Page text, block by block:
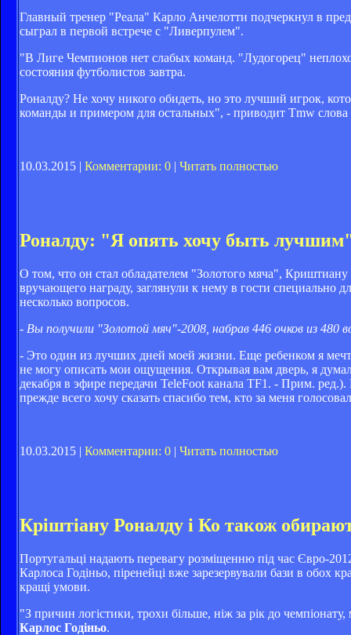
Главный тренер "Реала" Карло Анчелотти подчеркнул в
сыграл в первой встрече с "Ливерпулем".
"В Лиге Чемпионов нет слабых команд. "Лудогорец"
состояния футболистов завтра.
Роналду? Не хочу никого обидеть, но это лучший игрок,
команды и примером для остальных", - приводит Tmw
10.03.2015 | Комментарии: 0 | Читать полностью
Роналду: "Я опять хочу быть
О том, что он стал обладателем "Золотого мяча",
вручающего награду, заглянули к нему в гости
несколько вопросов.
- Вы получили "Золотой мяч"-2008, набрав 446 очков из
- Это один из лучших дней моей жизни. Еще ребенком я
не могу описать мои ощущения. Открывая вам дверь, я
декабря в эфире передачи TeleFoot канала TF1. - Прим.
прежде всего хочу сказать спасибо тем, кто за меня
10.03.2015 | Комментарии: 0 | Читать полностью
Кріштіану Роналду і Ко також
Португальці надають перевагу розміщенню під час Євро-
Карлоса Годіньо, піренейці вже зарезервували бази в
кращі умови.
"З причин логістики, трохи більше, ніж за рік до
Карлос Годіньо.